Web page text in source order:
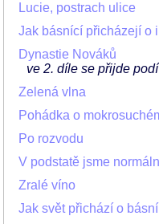
Lucie, postrach ulice
Jak básnící přicházejí o
Dynastie Nováků
ve 2. díle se přijde
Zelená vlna
Pohádka o
Po rozvodu
V podstatě jsme
Zralé víno
Jak svět přichází o